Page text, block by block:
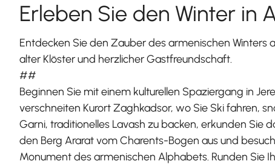
Erleben Sie den Winter in
Entdecken Sie den Zauber des armenischen
alter Klöster und herzlicher Gastfreundschaft.
##
Beginnen Sie mit einem kulturellen Spaziergang in
verschneiten Kurort Zaghkadsor, wo Sie Ski fahren,
Garni, traditionelles Lavash zu backen, erkunden Sie
den Berg Ararat vom Charents-Bogen aus und
Monument des armenischen Alphabets. Runden Sie